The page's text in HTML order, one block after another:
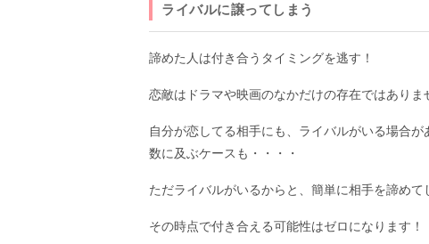
ライバルに譲ってしまう
諦めた人は付き合うタイミングを逃す！
恋敵はドラマや映画のなかだけの存在ではありま
自分が恋してる相手にも、ライバルがいる場合
数に及ぶケースも・・・・
ただライバルがいるからと、簡単に相手を諦めて
その時点で付き合える可能性はゼロになります！